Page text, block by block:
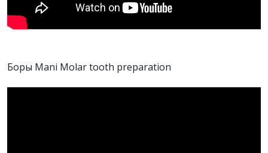
Боры Mani Molar tooth preparation